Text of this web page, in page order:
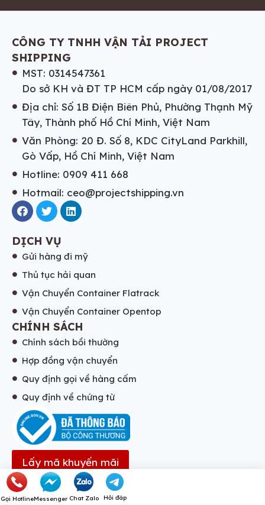
CÔNG TY TNHH VẬN TẢI PROJECT
SHIPPING
MST: 0314547361
Do sở KH và ĐT TP HCM cấp ngày 01/08/2017
Địa chỉ: Số 1B Điện Biên Phủ, Phường Thạnh Mỹ
Tây, Thành phố Hồ Chí Minh, Việt Nam
Văn Phòng: 20 Đ. Số 8, KDC CityLand Parkhill,
Gò Vấp, Hồ Chí Minh, Việt Nam
Hotline: 0909 411 668
Hotmail: ceo@projectshipping.vn
DỊCH VỤ
Gửi hàng đi mỹ
Thủ tục hải quan
Vận Chuyển Container Flatrack
Vận Chuyển Container Opentop
CHÍNH SÁCH
Chính sách bồi thường
Hợp đồng vận chuyển
Quy định gọi về hàng cấm
Quy định về chứng từ
Lấy mã khuyến mãi
FOLLOW US
Gọi HotlineMessenger Chat Zalo Hỏi đáp